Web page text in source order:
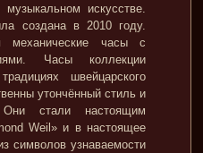
искусстве.
создана в 2010 году.
часы с
Часы коллекции
швейцарского
утончённый стиль и
Они стали настоящим
Weil» и в настоящее
символов узнаваемости